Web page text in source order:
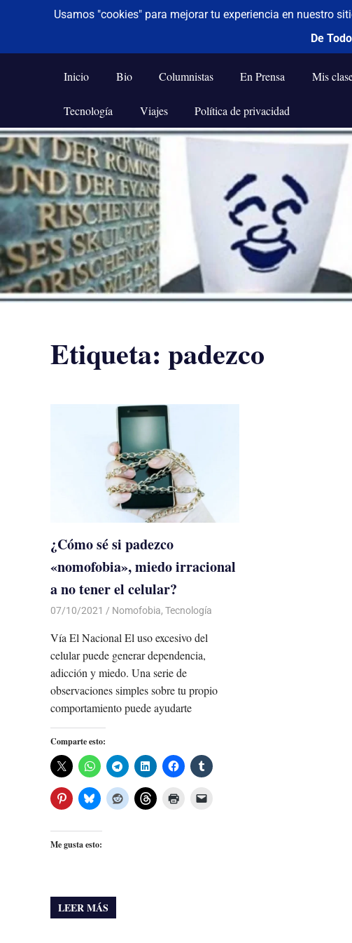
Saltar
al
contenido
De todo un poco
Frases,
Humor,
Tecnología
y
Viajes
Inicio Bio Columnistas En Prensa Mis
Tecnología Viajes Política de privacidad
Etiqueta: padezco
¿Cómo sé si padezco
«nomofobia», miedo irracional
a no tener el celular?
07/10/2021 De todo un Poco
Nomofobia, Tecnología
Vía El Nacional El uso excesivo del
celular puede generar dependencia,
adicción y miedo. Una serie de
observaciones simples sobre tu propio
comportamiento puede ayudarte
Comparte esto:
Me gusta esto:
LEER MÁS